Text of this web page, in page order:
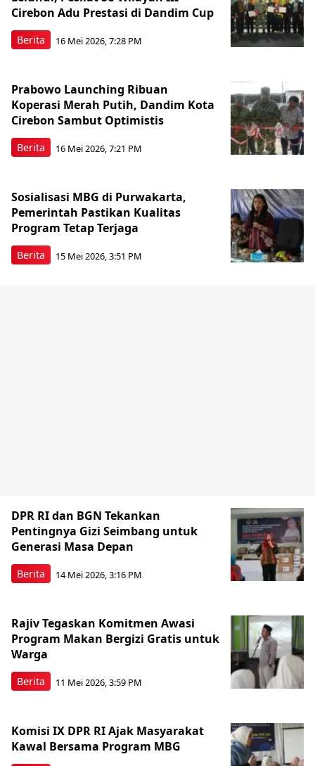
Berita
Cirebon Adu Prestasi di Dandim Cup
16 Mei 2026, 7:28 PM
Berita
Prabowo Launching Ribuan
Koperasi Merah Putih, Dandim Kota
Cirebon Sambut Optimistis
16 Mei 2026, 7:21 PM
Berita
Sosialisasi MBG di Purwakarta,
Pemerintah Pastikan Kualitas
Program Tetap Terjaga
15 Mei 2026, 3:51 PM
Berita
DPR RI dan BGN Tekankan
Pentingnya Gizi Seimbang untuk
Generasi Masa Depan
14 Mei 2026, 3:16 PM
Berita
Rajiv Tegaskan Komitmen Awasi
Program Makan Bergizi Gratis untuk
Warga
11 Mei 2026, 3:59 PM
Komisi IX DPR RI Ajak Masyarakat
Kawal Bersama Program MBG